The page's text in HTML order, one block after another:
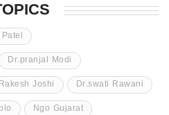
Dr.pranjal Modi
Joshi Dr.swati Rawani
Ngo Gujarat